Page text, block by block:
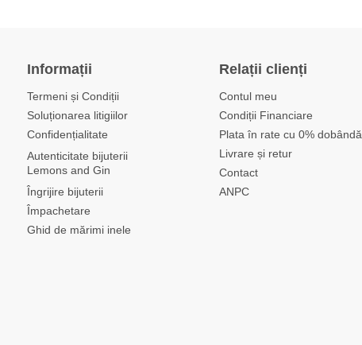
Informații
Termeni și Condiții
Soluționarea litigiilor
Confidențialitate
Autenticitate bijuterii
Lemons and Gin
Îngrijire bijuterii
Împachetare
Ghid de mărimi inele
Relații clienți
Contul meu
Condiții Financiare
Plata în rate cu 0% dobândă
Livrare și retur
Contact
ANPC